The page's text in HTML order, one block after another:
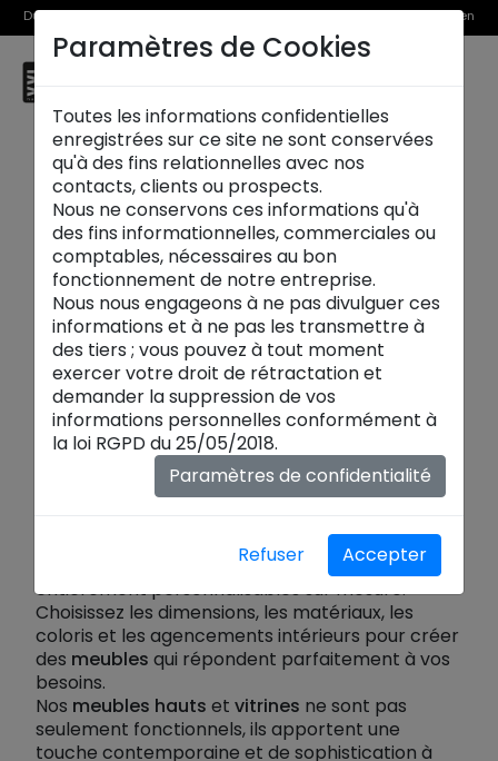
Du 1er au 31 août, découvrez >> nos Offres Spéciales et l’Offre Reprise en
magasin
Meubles et vitrines :
, où l'innovation et l'élégance se
meubles contemporainssont
entièrement personnalisables sur mesure.
Choisissez les dimensions, les matériaux, les
coloris et les agencements intérieurs pour créer
des meubles qui répondent parfaitement à vos
besoins.
Nos meubles hauts et vitrines ne sont pas
seulement fonctionnels, ils apportent une
touche contemporaine et de sophistication à
Paramètres de Cookies
Toutes les informations confidentielles
enregistrées sur ce site ne sont conservées
qu'à des fins relationnelles avec nos
contacts, clients ou prospects.
Nous ne conservons ces informations qu'à
des fins informationnelles, commerciales ou
comptables, nécessaires au bon
fonctionnement de notre entreprise.
Nous nous engageons à ne pas divulguer ces
informations et à ne pas les transmettre à
des tiers ; vous pouvez à tout moment
exercer votre droit de rétractation et
demander la suppression de vos
informations personnelles conformément à
la loi RGPD du 25/05/2018.
Paramètres de confidentialité
Refuser Accepter